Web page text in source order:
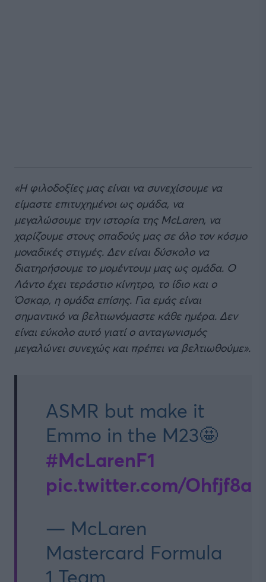
«Η φιλοδοξίες μας είναι να συνεχίσουμε να
είμαστε επιτυχημένοι ως ομάδα, να
μεγαλώσουμε την ιστορία της McLaren, να
χαρίζουμε στους οπαδούς μας σε όλο τον κόσμο
μοναδικές στιγμές. Δεν είναι δύσκολο να
διατηρήσουμε το μομέντουμ μας ως ομάδα. Ο
Λάντο έχει τεράστιο κίνητρο, το ίδιο και ο
Όσκαρ, η ομάδα επίσης. Για εμάς είναι
σημαντικό να βελτιωνόμαστε κάθε ημέρα. Δεν
είναι εύκολο αυτό γιατί ο ανταγωνισμός
μεγαλώνει συνεχώς και πρέπει να βελτιωθούμε».
ASMR but make it
Emmo in the M23🤩
#McLarenF1
pic.twitter.com/
— McLaren
Mastercard Formula
1 Team